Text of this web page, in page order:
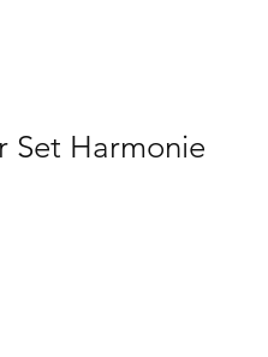
Set Harmonie